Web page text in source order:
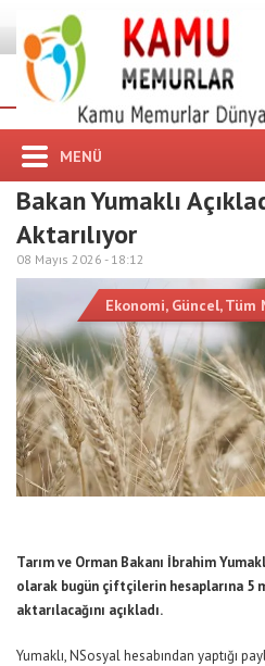
MENÜ
Bakan Yumaklı
Aktarılıyor
08 Mayıs 2026 - 18:12
Ekonomi, Güncel,Tüm
Tarım ve Orman Bakanı İbrahim
olarak bugün çiftçilerin hesaplarına 5
aktarılacağını açıkladı.
Yumaklı, NSosyal hesabından yaptığı